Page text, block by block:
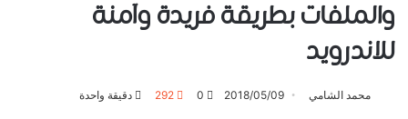
والملفات بطريقة فريدة وآمنة
للاندرويد
محمد الشامي 2018/05/09
0
292 دقيقة واحدة